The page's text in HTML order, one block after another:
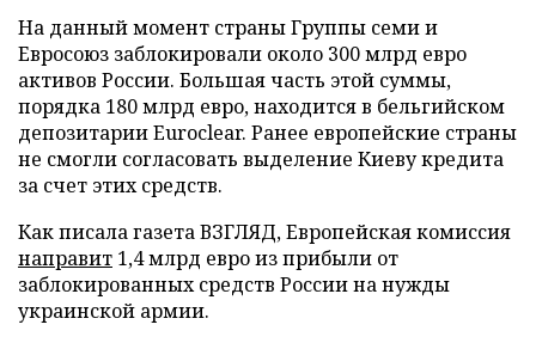
На данный момент страны Группы семи и
Евросоюз заблокировали около 300 млрд евро
активов России. Большая часть этой суммы,
порядка 180 млрд евро, находится в бельгийском
депозитарии Euroclear. Ранее европейские страны
не смогли согласовать выделение Киеву кредита
за счет этих средств.
Как писала газета ВЗГЛЯД, Европейская комиссия
направит 1,4 млрд евро из прибыли от
заблокированных средств России на нужды
украинской армии.